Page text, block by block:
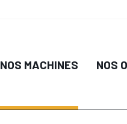
NOS MACHINES NOS